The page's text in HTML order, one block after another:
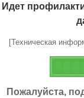
Идет
[Техническая
Пожалуйста,